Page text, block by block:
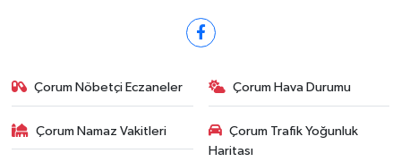
Çorum Nöbetçi Eczaneler Çorum Hava Durumu
Çorum Namaz Vakitleri
Çorum Trafik Yoğunluk
Haritası